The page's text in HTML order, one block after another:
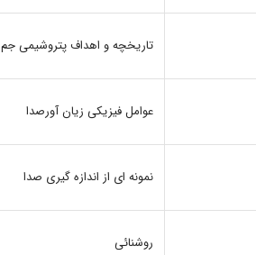
تاریخچه و اهداف پتروشیمی جم
عوامل فیزیکی زیان آورصدا
نمونه ای از اندازه گیری صدا
روشنائی